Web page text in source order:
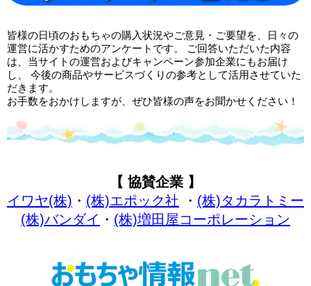
皆様の日頃のおもちゃの購入状況やご意見・ご要望を、日々の
運営に活かすためのアンケートです。 ご回答いただいた内容
は、当サイトの運営およびキャンペーン参加企業にもお届け
し、 今後の商品やサービスづくりの参考として活用させていた
だきます。
お手数をおかけしますが、ぜひ皆様の声をお聞かせください！
【 協賛企業 】
イワヤ(株) ・ (株)エポック社 ・ (株)タカラトミー
(株)バンダイ ・ (株)増田屋コーポレーション